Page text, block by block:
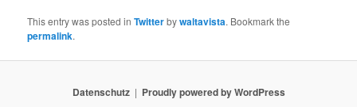
This entry was posted inTwitterbywaltavista. Bookmark the
permalink.
Datenschutz Proudly powered by WordPress